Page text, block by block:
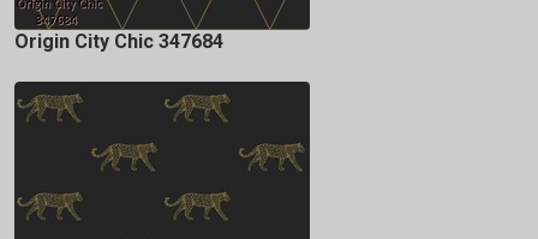
Origin City Chic 347684